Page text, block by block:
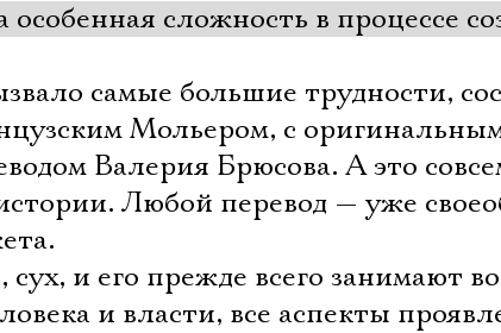
сложность в процессе
самые большие трудности,
Мольером, с
Валерия Брюсова. А это
Любой перевод — уже
и его прежде всего занимают
и власти, все аспекты